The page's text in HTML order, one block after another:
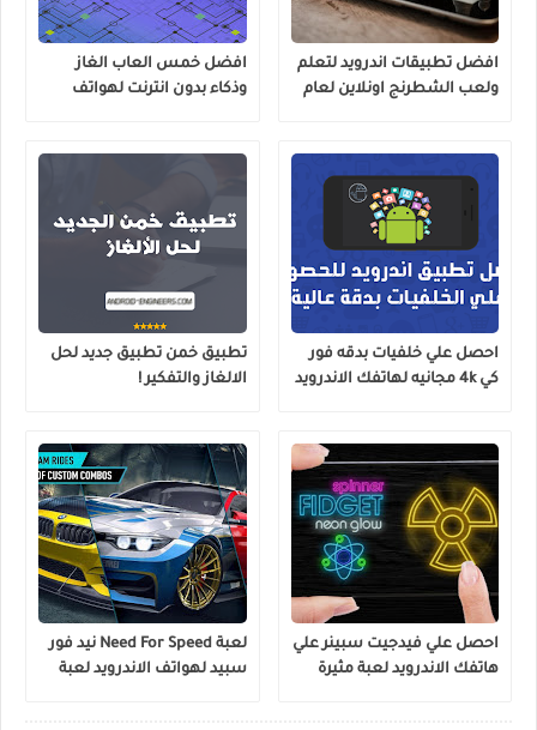
افضل تطبيقات اندرويد لتعلم
ولعب الشطرنج اونلاين لعام
افضل خمس العاب الغاز
وذكاء بدون انترنت لهواتف
احصل علي خلفيات بدقه فور
كي 4k مجانيه لهاتفك الاندرويد
تطبيق خمن تطبيق جديد لحل
الالغاز والتفكير !
احصل علي فيدجيت سبينر علي
هاتفك الاندرويد لعبة مثيرة
لعبة Need For Speed نيد فور
سبيد لهواتف الاندرويد لعبة